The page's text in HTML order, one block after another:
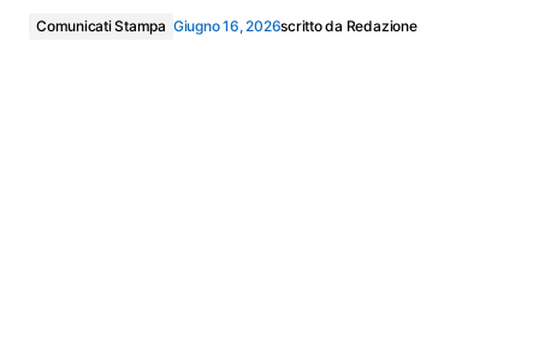
Comunicati Stampa Giugno 16, 2026scritto da Redazione